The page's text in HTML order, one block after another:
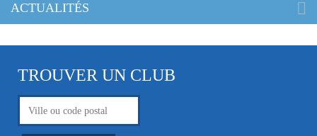
ACTUALITÉS
TROUVER UN CLUB